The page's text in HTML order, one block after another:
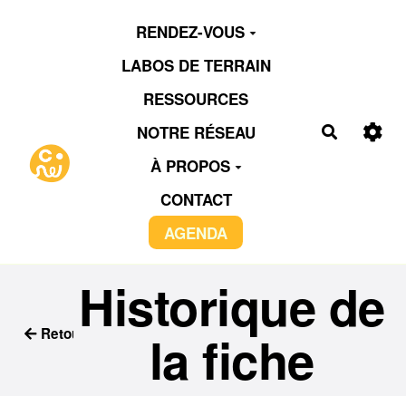
Aller au contenu principal
RENDEZ-VOUS
LABOS DE TERRAIN
RESSOURCES
NOTRE RÉSEAU
À PROPOS
CONTACT
AGENDA
Retour Historique de
la fiche